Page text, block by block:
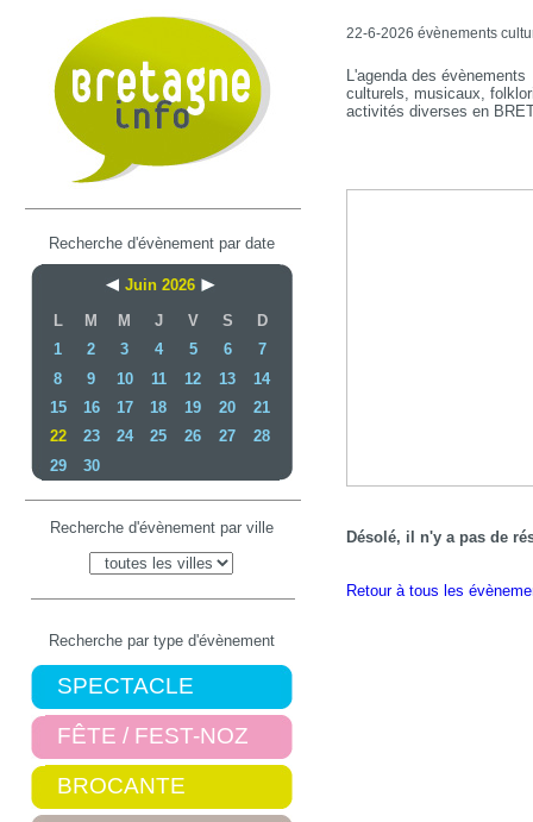
22-6-2026 évènements
L'agenda des évènements
culturels, musicaux,
activités diverses en
Recherche d'évènement par date
Juin 2026
L
M M J V S
D
1
2 3 4 5 6
7
8
9 10 11 12 13
14
15
16 17 18 19 20
21
22
23 24 25 26 27
28
29
30
Recherche d'évènement par ville
Recherche par type d'évènement
SPECTACLE
FÊTE / FEST-NOZ
BROCANTE
Désolé, il n'y a pas de
Retour à tous les